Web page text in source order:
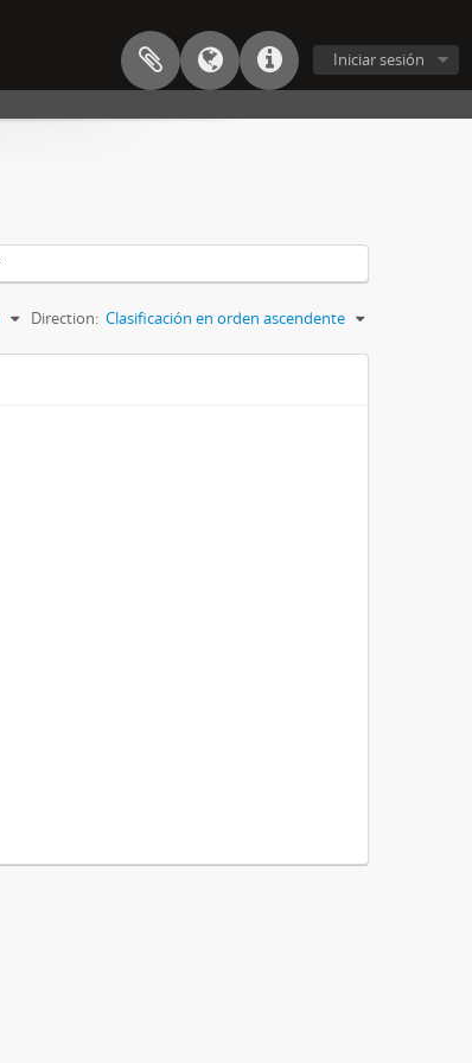
Iniciar sesión
Direction: Clasificación en orden ascendente